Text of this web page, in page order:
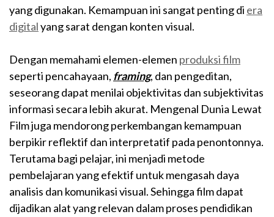
yang digunakan. Kemampuan ini sangat penting di era
digitalyang sarat dengan konten visual.
Dengan memahami elemen-elemen produksi film
seperti pencahayaan, framing, dan pengeditan,
seseorang dapat menilai objektivitas dan subjektivitas
informasi secara lebih akurat. Mengenal Dunia Lewat
Film juga mendorong perkembangan kemampuan
berpikir reflektif dan interpretatif pada penontonnya.
Terutama bagi pelajar, ini menjadi metode
pembelajaran yang efektif untuk mengasah daya
analisis dan komunikasi visual. Sehingga film dapat
dijadikan alat yang relevan dalam proses pendidikan